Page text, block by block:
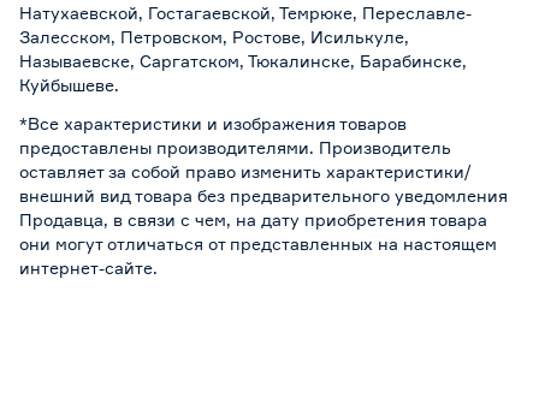
Натухаевской, Гостагаевской, Темрюке, Переславле-
Залесском, Петровском, Ростове, Исилькуле,
Называевске, Саргатском, Тюкалинске, Барабинске,
Куйбышеве.
*Все характеристики и изображения товаров
предоставлены производителями. Производитель
оставляет за собой право изменить характеристики/
внешний вид товара без предварительного уведомления
Продавца, в связи с чем, на дату приобретения товара
они могут отличаться от представленных на настоящем
интернет-сайте.